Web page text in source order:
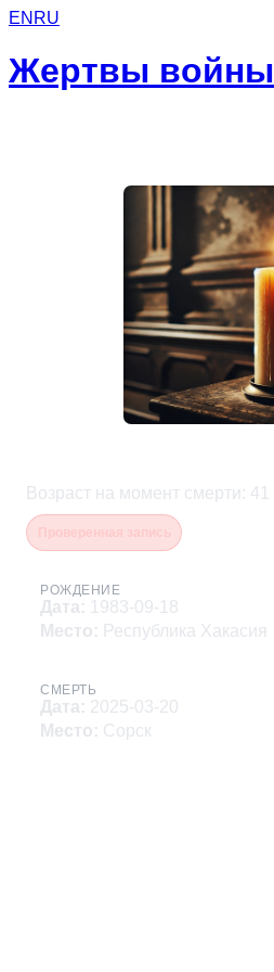
EN RU
Жертвы войны
Возраст на момент смерти : 41
РОЖДЕНИЕ
Дата: 1983-09-18
Место: Республика Хакасия
СМЕРТЬ
Дата: 2025-03-20
Место: Сорск